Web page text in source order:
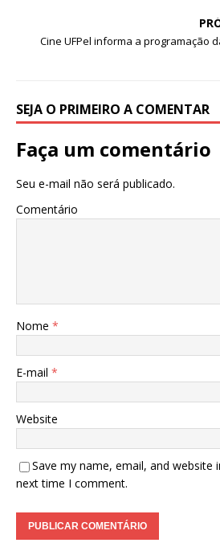
o
k r
Cine UFPel informa a programação
SEJA O PRIMEIRO A COMENTAR
Faça um comentário
Seu e-mail não será publicado.
Comentário
Nome *
E-mail *
Website
Save my name, email, and website
next time I comment.